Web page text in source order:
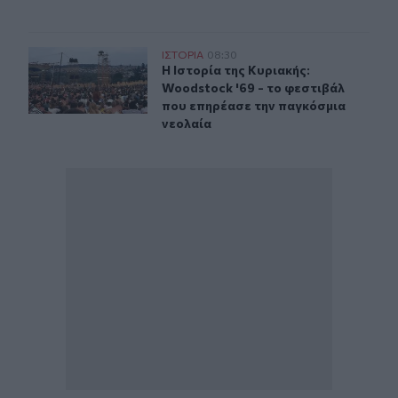
Η Ιστορία της Κυριακής: Woodstock '69 - το φεστιβάλ
ΙΣΤΟΡΙΑ 08:30
Η Ιστορία της Κυριακής:
Η Ιστορία της Κυριακής:
Woodstock '69 - το φεστιβάλ
που επηρέασε την παγκόσμια
νεολαία